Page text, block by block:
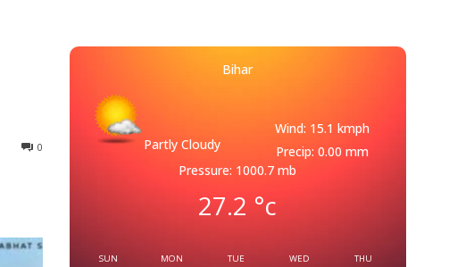
0
Bihar
Partly Cloudy
Wind: 15.1 kmph
Precip: 0.00 mm
Pressure: 1000.7 mb
27.2 °c
SUN MON TUE WED THU